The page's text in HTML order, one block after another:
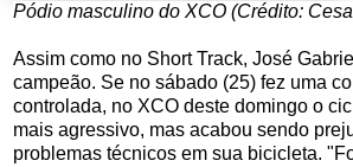
Pódio masculino do XCO (Crédito:
Assim como no Short Track, José
campeão. Se no sábado (25) fez uma
controlada, no XCO deste domingo o
mais agressivo, mas acabou sendo
problemas técnicos em sua bicicleta.